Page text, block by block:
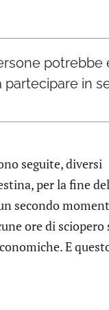
potrebbe
in
seguite, diversi
per la fine del
secondo
ore di sciopero
E